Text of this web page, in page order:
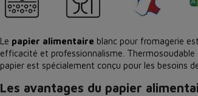
Le papier alimentaire blanc pour fromagerie
efficacité et professionnalisme.
papier est spécialement conçu pour les besoins
Les avantages du papier